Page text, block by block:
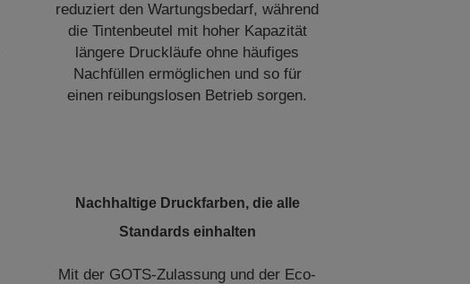
reduziert den Wartungsbedarf, während
die Tintenbeutel mit hoher Kapazität
längere Druckläufe ohne häufiges
Nachfüllen ermöglichen und so für
einen reibungslosen Betrieb sorgen.
Nachhaltige Druckfarben, die alle
Standards einhalten
Mit der GOTS-Zulassung und der Eco-